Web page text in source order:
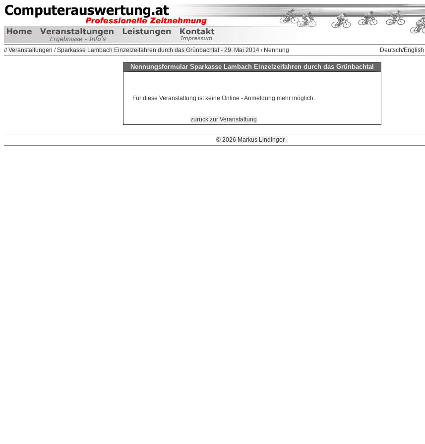
//Veranstaltungen /Sparkasse Lambach Einzelzeifahren durch das Grünbachtal - 29. Mai 2014 / Nennung Deutsch/English
Nennungsformular Sparkasse Lambach Einzelzeifahren durch das Grünbachtal
Für diese Veranstaltung ist keine Online - Anmeldung mehr möglich.
zurück zur Veranstaltung
© 2026 Markus Lindinger